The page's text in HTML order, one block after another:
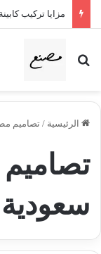
مزايا تركيب
بحث عن
الرئيسية / تصاميم
تصاميم
سعودية